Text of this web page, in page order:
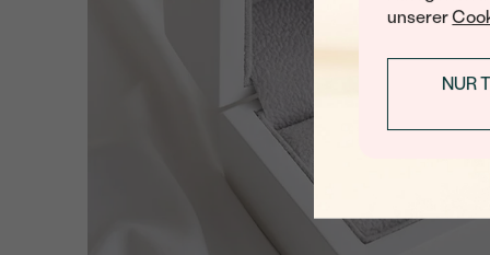
unserer
NUR